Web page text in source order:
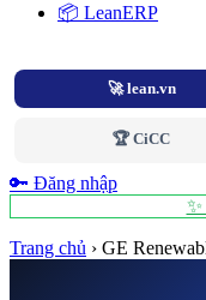
📦 LeanERP
🚀 lean.vn
🏆 CiCC
🔑 Đăng nhập
Trang chủ › GE